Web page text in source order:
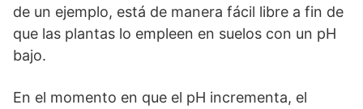
de un ejemplo, está de manera fácil libre a fin de
que las plantas lo empleen en suelos con un pH
bajo.
En el momento en que el pH incrementa, el